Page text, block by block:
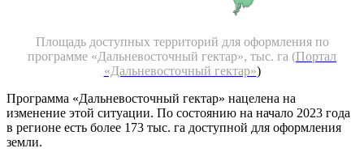
Площадь доступных территорий для оформления по
программе «Дальневосточный гектар», тыс. га (Портал
«Дальневосточный гектар»)
Программа «Дальневосточный гектар» нацелена на
изменение этой ситуации. По состоянию на начало 2023 года
в регионе есть более 173 тыс. га доступной для оформления
земли.